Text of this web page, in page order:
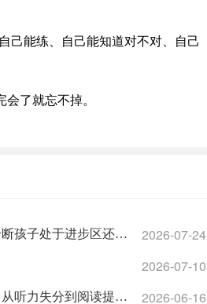
能练、自己能知道对不对、自己
了就忘不掉。
孩子处于进步区还是 2026-07-24
2026-07-10
听力失分到阅读提速 2026-06-16